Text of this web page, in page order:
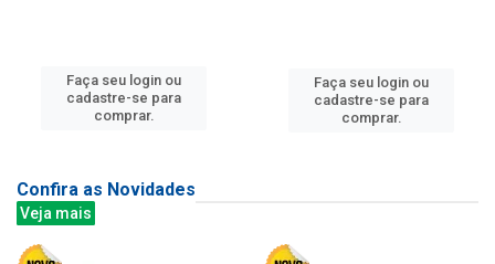
Faça seu login ou
cadastre-se para
comprar.
Faça seu login ou
cadastre-se para
comprar.
Confira as Novidades
Veja mais